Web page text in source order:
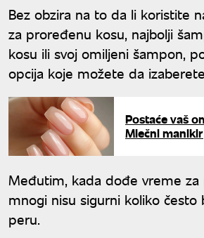
Bez obzira na to da li koristite
za proređenu kosu, najbolji
kosu ili svoj omiljeni šampon,
opcija koje možete da
Postaće vaš
Mlečni
Međutim, kada dođe vreme za
mnogi nisu sigurni koliko često
peru.